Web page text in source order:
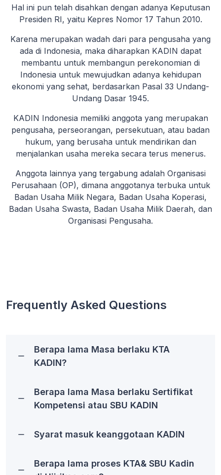
Hal ini pun telah disahkan dengan adanya Keputusan
Presiden RI, yaitu Kepres Nomor 17 Tahun 2010.
Karena merupakan wadah dari para pengusaha yang
ada di Indonesia, maka diharapkan KADIN dapat
membantu untuk membangun perekonomian di
Indonesia untuk mewujudkan adanya kehidupan
ekonomi yang sehat, berdasarkan Pasal 33 Undang-
Undang Dasar 1945.
KADIN Indonesia memiliki anggota yang merupakan
pengusaha, perseorangan, persekutuan, atau badan
hukum, yang berusaha untuk mendirikan dan
menjalankan usaha mereka secara terus menerus.
Anggota lainnya yang tergabung adalah Organisasi
Perusahaan (OP), dimana anggotanya terbuka untuk
Badan Usaha Milik Negara, Badan Usaha Koperasi,
Badan Usaha Swasta, Badan Usaha Milik Daerah, dan
Organisasi Pengusaha.
Frequently Asked Questions
Berapa lama Masa berlaku KTA
KADIN?
Berapa lama Masa berlaku Sertifikat
Kompetensi atau SBU KADIN
Syarat masuk keanggotaan KADIN
Berapa lama proses KTA& SBU Kadin